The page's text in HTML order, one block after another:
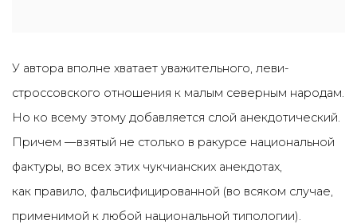
У автора вполне хватает уважительного, леви-
строссовского отношения к малым северным народам.
Но ко всему этому добавляется слой анекдотический.
Причем —взятый не столько в ракурсе национальной
фактуры, во всех этих чукчианских анекдотах,
как правило, фальсифицированной (во всяком случае,
применимой к любой национальной типологии).